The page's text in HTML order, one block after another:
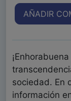
AÑADIR
sociedad. En
información